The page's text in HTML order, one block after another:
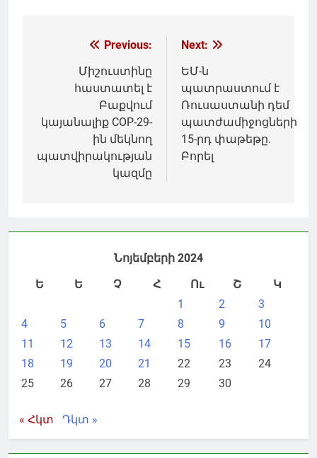
Գրառումների
նավարկումը
Previous:
Միշուստինը
հաստատել է
Բաքվում
կայանալիք COP-29-
ին մեկնող
պատվիրակության
կազմը
Next:
ԵՄ-ն
պատրաստում է
Ռուսաստանի դեմ
պատժամիջոցների
15-րդ փաթեթը.
Բորել
Նոյեմբերի 2024
Ե
Ե Չ Հ Ու Շ
Կ
1
2
3
4
5 6 7 8 9
10
11
12 13 14 15 16
17
18
19 20 21 22 23
24
25
26 27 28 29 30
« Հկտ Դկտ »